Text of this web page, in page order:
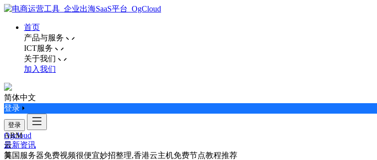
首页
产品与服务
ICT服务
关于我们
加入我们
简体中文
登录
登录
ARM
云
算
Ogcloud
最新资讯
美国服务器免费视频很便宜妙招整理,香港云主机免费节点教程推荐